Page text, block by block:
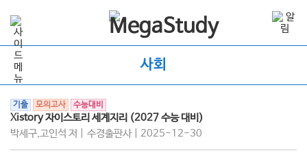
사회
기출 모의고사 수능대비
Xistory 자이스토리 세계지리 (2027 수능 대비)
박세구,고인석 저 | 수경출판사 | 2025-12-30